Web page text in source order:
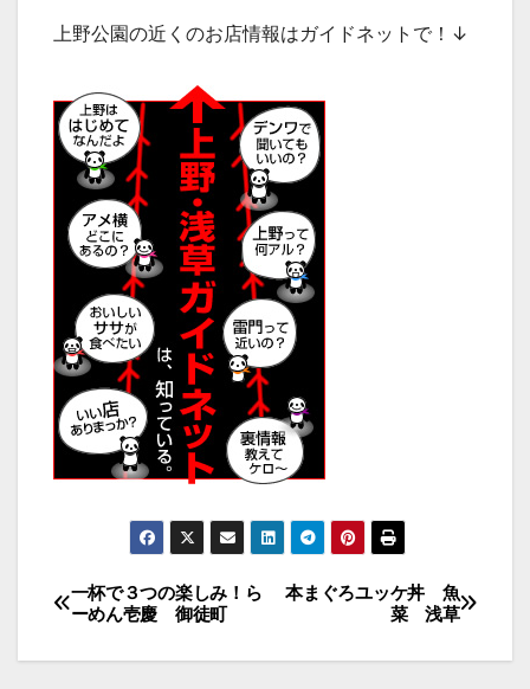
上野公園の近くのお店情報はガイドネットで！↓
投
ナ
本まぐろユッケ丼 魚
菜 浅草
一杯で３つの楽しみ！ら
ーめん壱慶 御徒町